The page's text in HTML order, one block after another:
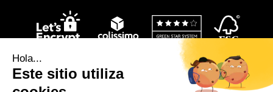
Hola...
Este sitio utiliza